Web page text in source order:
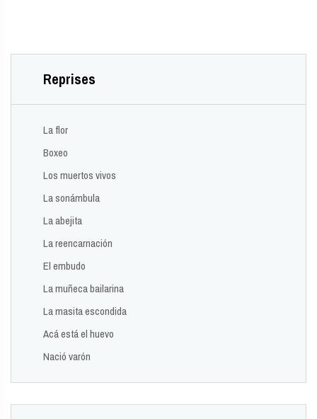
Reprises
La flor
Boxeo
Los muertos vivos
La sonámbula
La abejita
La reencarnación
El embudo
La muñeca bailarina
La masita escondida
Acá está el huevo
Nació varón